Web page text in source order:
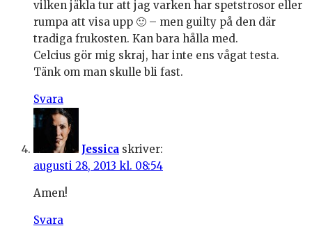
vilken jäkla tur att jag varken har spetstrosor eller
rumpa att visa upp 🙂 – men guilty på den där
tradiga frukosten. Kan bara hålla med.
Celcius gör mig skraj, har inte ens vågat testa.
Tänk om man skulle bli fast.
Svara
Jessica skriver:
augusti 28, 2013 kl. 08:54
Amen!
Svara